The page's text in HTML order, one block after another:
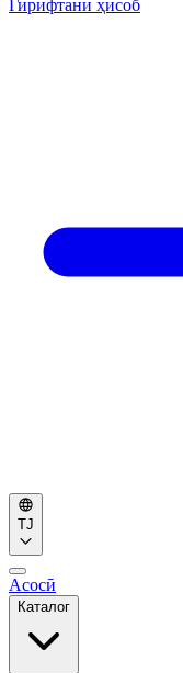
Гирифтани ҳисоб
TJ
Асосӣ
Каталог